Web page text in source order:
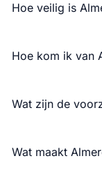
Hoe veilig is
Hoe kom ik van
Wat zijn de
Wat maakt